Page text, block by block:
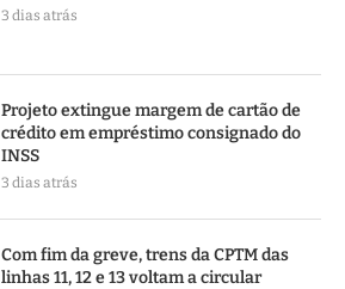
3 dias atrás
Projeto extingue margem de cartão de
crédito em empréstimo consignado do
INSS
3 dias atrás
Com fim da greve, trens da CPTM das
linhas 11, 12 e 13 voltam a circular